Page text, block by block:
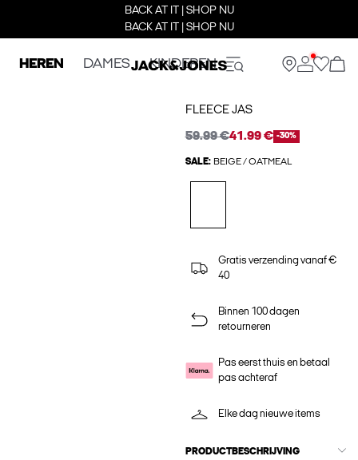
BACK AT IT | SHOP NU
BACK AT IT | SHOP NU
HEREN DAMES KINDEREN
FLEECE JAS
59.99 €41.99 € -30%
SALE: BEIGE / OATMEAL
Gratis verzending vanaf €
40
Binnen 100 dagen
retourneren
Pas eerst thuis en betaal
pas achteraf
Elke dag nieuwe items
PRODUCTBESCHRIJVING